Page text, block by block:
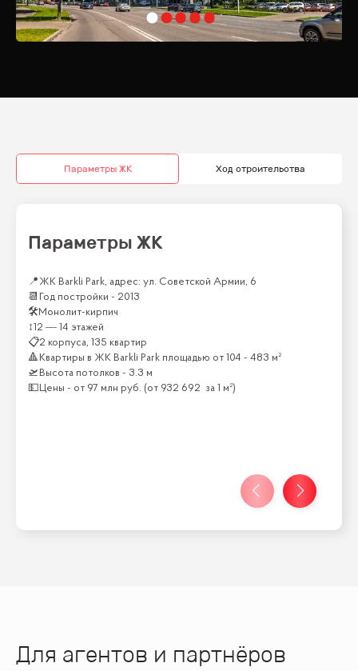
Параметры ЖК Ход строительства
Параметры ЖК
📍 ЖК Barkli Park, адрес: ул. Советской Армии, 6
📆 Год постройки - 2013
🛠Монолит-кирпич
↕12 — 14 этажей
📋2 корпуса, 135 квартир
🔺 Квартиры в ЖК Barkli Park площадью от 104 - 483 м²
🛫 Высота потолков - 3.3 м
💵
Цены - от 97 млн руб. (от 932 692 за 1 м²)
Для агентов и партнёров